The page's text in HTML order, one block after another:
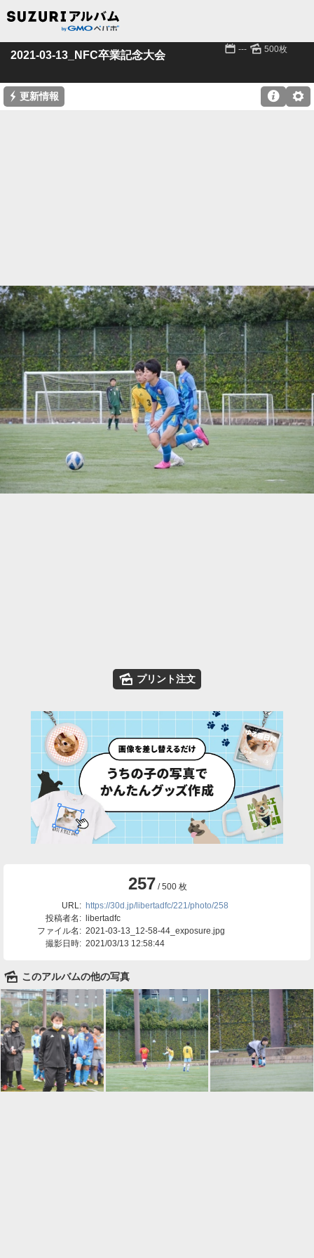
2021-03-13_NFC卒業記念大会 📅 --- 🌄 500枚
⚡ 更新情報 ⚙

🌄 プリント注文
257 / 500 枚
URL: https://30d.jp/libertadfc/221/photo/258
投稿者名: libertadfc
ファイル名: 2021-03-13_12-58-44_exposure.jpg
撮影日時: 2021/03/13 12:58:44
🌄 このアルバムの他の写真